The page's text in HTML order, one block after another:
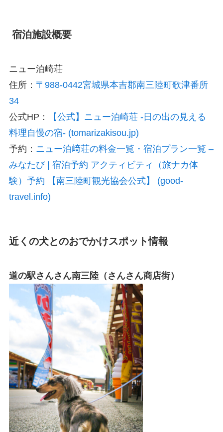
宿泊施設概要
ニュー泊崎荘
住所： 〒988-0442宮城県本吉郡南三陸町歌津番所
34
公式HP：
【公式】ニュー泊崎荘 -日の出の見える
料理自慢の宿- (tomarizakisou.jp)
予約： ニュー泊﨑荘の料金一覧・宿泊プラン一覧 –
みなたび | 宿泊予約 アクティビティ（旅ナカ体
験）予約 【南三陸町観光協会公式】 (good-
travel.info)
近くの犬とのおでかけスポット情報
道の駅さんさん南三陸（さんさん商店街）